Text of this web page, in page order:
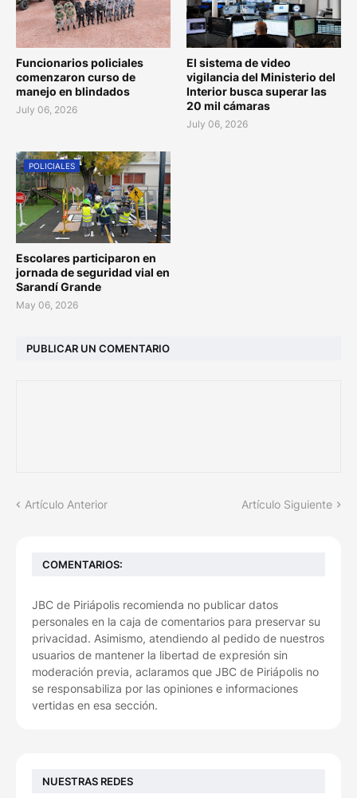
Funcionarios policiales
comenzaron curso de
manejo en blindados
July 06, 2026
El sistema de video
vigilancia del Ministerio del
Interior busca superar las
20 mil cámaras
July 06, 2026
POLICIALES
Escolares participaron en
jornada de seguridad vial en
Sarandí Grande
May 06, 2026
PUBLICAR UN COMENTARIO
Artículo Anterior Artículo Siguiente
COMENTARIOS:
JBC de Piriápolis recomienda no publicar datos
personales en la caja de comentarios para preservar su
privacidad. Asimismo, atendiendo al pedido de nuestros
usuarios de mantener la libertad de expresión sin
moderación previa, aclaramos que JBC de Piriápolis no
se responsabiliza por las opiniones e informaciones
vertidas en esa sección.
NUESTRAS REDES